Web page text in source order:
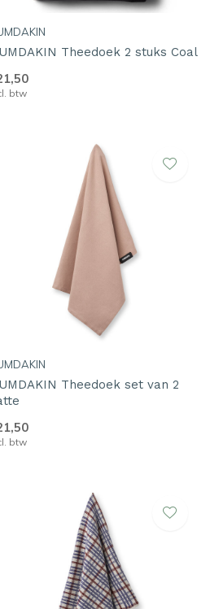
Theedoek 2 stuks Coal
btw
Theedoek set van 2
btw